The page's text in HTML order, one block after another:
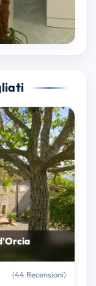
(44 Recensioni)